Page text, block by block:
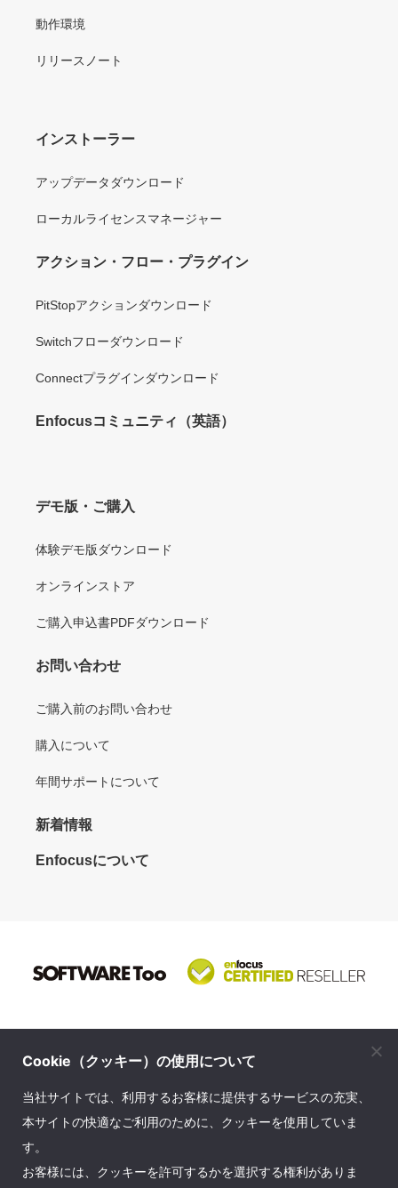
動作環境
リリースノート
インストーラー
アップデータダウンロード
ローカルライセンスマネージャー
アクション・フロー・プラグイン
PitStopアクションダウンロード
Switchフローダウンロード
Connectプラグインダウンロード
Enfocusコミュニティ（英語）
デモ版・ご購入
体験デモ版ダウンロード
オンラインストア
ご購入申込書PDFダウンロード
お問い合わせ
ご購入前のお問い合わせ
購入について
年間サポートについて
新着情報
Enfocusについて
株式会社ソフトウェア・トゥー
© SOFTWARE Too Corporation. All rights reserved.
お問い合せ先
English Company Info｜サイトマップ
Cookie（クッキー）の使用について
当社サイトでは、利用するお客様に提供するサービスの充実、
本サイトの快適なご利用のために、クッキーを使用していま
す。
お客様には、クッキーを許可するかを選択する権利がありま